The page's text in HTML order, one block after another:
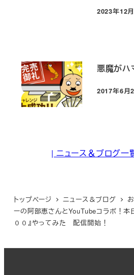
投稿日
2023年12
悪魔がハ
投稿日
2017年6月
| ニュース＆ブログ一
トップページ ニュース＆ブログ
ーの阿部恵さんとYouTubeコラボ！本
００』やってみた 配信開始！